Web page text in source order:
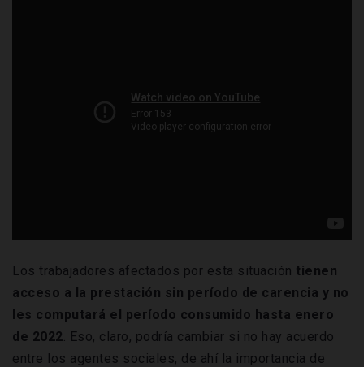
Los trabajadores afectados por esta situación tienen
acceso a la prestación sin período de carencia y no
les computará el período consumido hasta enero
de 2022. Eso, claro, podría cambiar si no hay acuerdo
entre los agentes sociales, de ahí la importancia de